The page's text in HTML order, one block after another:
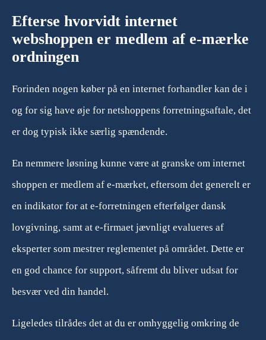
Efterse hvorvidt internet
webshoppen er medlem af e-mærke
ordningen
Forinden nogen køber på en internet forhandler kan de i
og for sig have øje for netshoppens forretningsaftale, det
er dog typisk ikke særlig spændende.
En nemmere løsning kunne være at granske om internet
shoppen er medlem af e-mærket, eftersom det generelt er
en indikator for at e-forretningen efterfølger dansk
lovgivning, samt at e-firmaet jævnligt evalueres af
eksperter som mestrer reglementet på området. Dette er
en god chance for support, såfremt du bliver udsat for
besvær ved din handel.
Ligeledes tilrådes det at du er omhyggelig omkring de